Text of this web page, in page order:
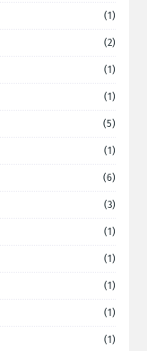
(1)
(2)
(1)
(1)
(5)
(1)
(6)
(3)
(1)
(1)
(1)
(1)
(1)